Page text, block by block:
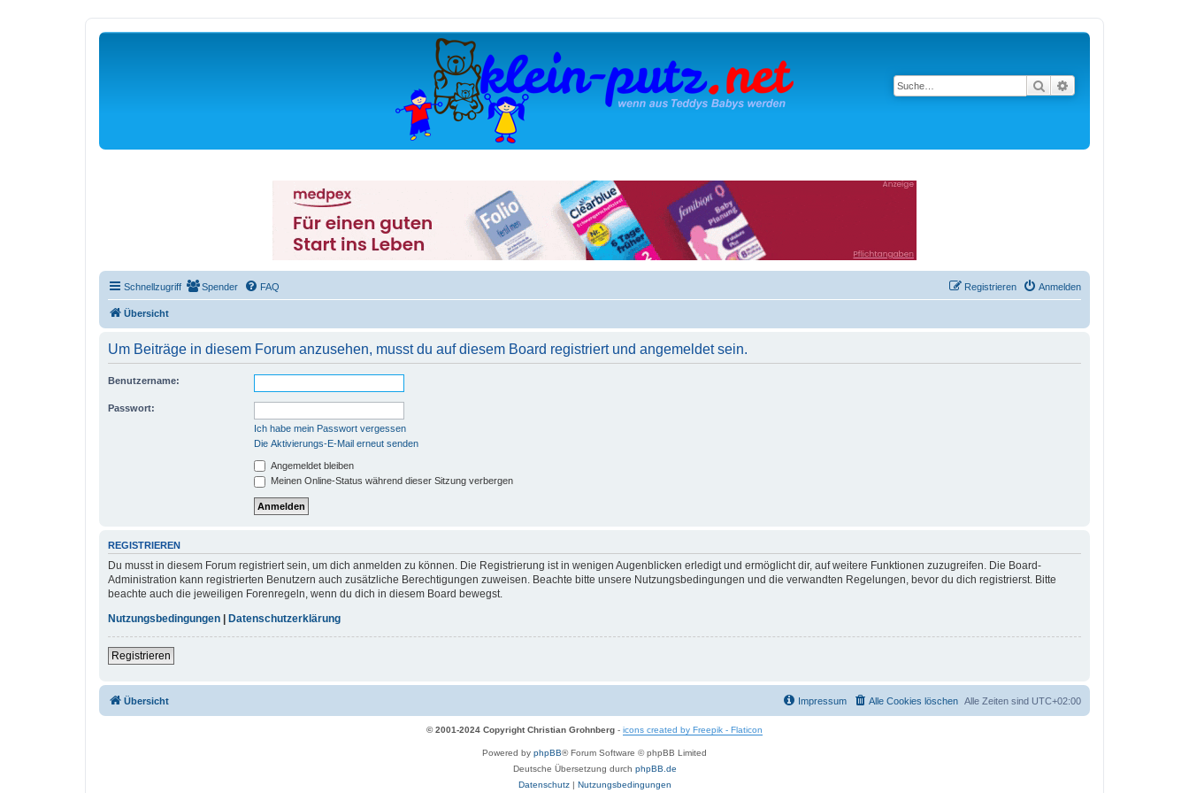
Suche
Schnellzugriff Spender FAQ Anmelden
Registrieren
Übersicht
Um Beiträge in diesem Forum anzusehen, musst du auf diesem Board registriert und angemeldet sein.
Benutzername:
Passwort:
Ich habe mein Passwort vergessen
Die Aktivierungs-E-Mail erneut senden
Angemeldet bleiben
Meinen Online-Status während dieser Sitzung verbergen
REGISTRIEREN
Du musst in diesem Forum registriert sein, um dich anmelden zu können. Die Registrierung ist in wenigen Augenblicken erledigt und ermöglicht dir, auf weitere Funktionen zuzugreifen. Die Board-
Administration kann registrierten Benutzern auch zusätzliche Berechtigungen zuweisen. Beachte bitte unsere Nutzungsbedingungen und die verwandten Regelungen, bevor du dich registrierst. Bitte
beachte auch die jeweiligen Forenregeln, wenn du dich in diesem Board bewegst.
Nutzungsbedingungen
Datenschutzerklärung
Registrieren
Übersicht Alle Zeiten sind UTC+02:00
Alle Cookies löschen
Impressum
© 2001-2024 Copyright Christian Grohnberg - icons created by Freepik - Flaticon
Powered by phpBB® Forum Software © phpBB Limited
Deutsche Übersetzung durch phpBB.de
Datenschutz| Nutzungsbedingungen